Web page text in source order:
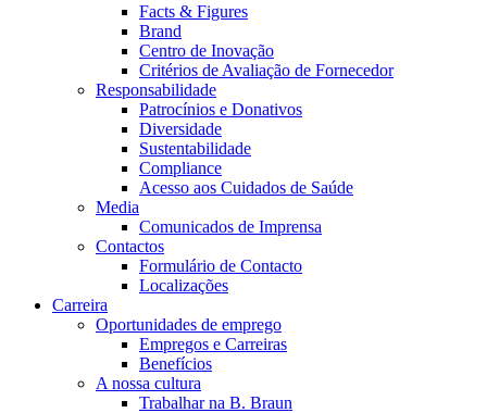
Facts & Figures
Brand
Centro de Inovação
Critérios de Avaliação de Fornecedor
Responsabilidade
Patrocínios e Donativos
Diversidade
Sustentabilidade
Compliance
Acesso aos Cuidados de Saúde
Media
Comunicados de Imprensa
Contactos
Formulário de Contacto
Localizações
Carreira
Oportunidades de emprego
Empregos e Carreiras
Benefícios
A nossa cultura
Trabalhar na B. Braun